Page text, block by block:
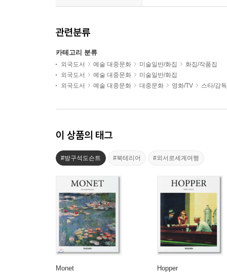
관련분류
카테고리 분류
외국도서 예술 대중문화 미술일반/화집
화집/작품집
외국도서
예술 대중문화
미술일반/화집
외국도서
예술 대중문화 대중문화 영화/TV 스타/감
이 상품의 태그
#방구석도슨트 #북테리어 #외서로세계여행
Monet Hopper